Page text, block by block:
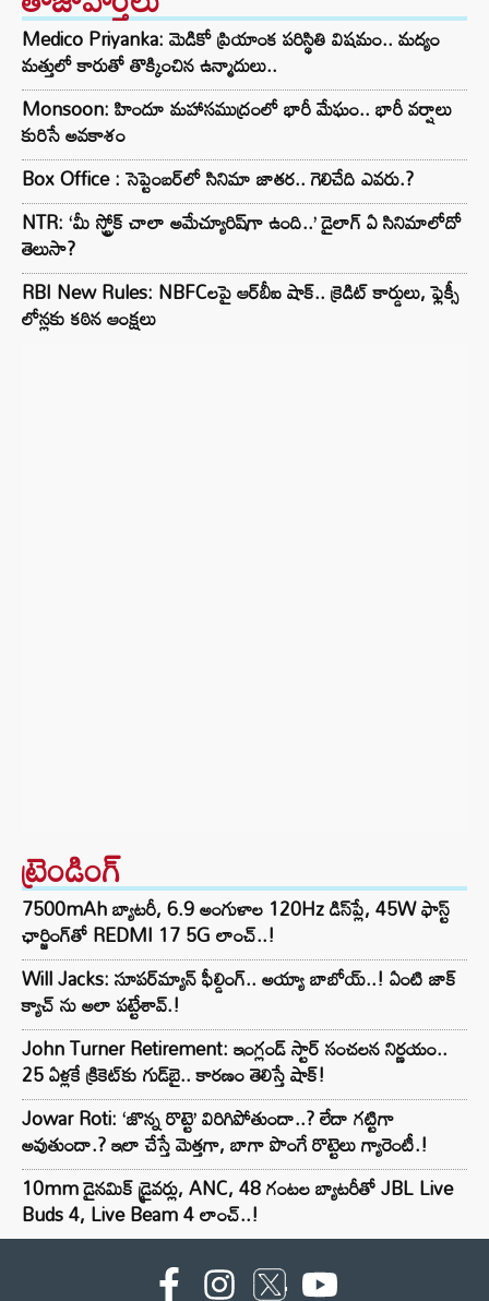
Medico Priyanka: మెడికో ప్రియాంక పరిస్థితి విషమం.. మద్యం
మత్తులో కారుతో తొక్కించిన ఉన్మాదులు..
Monsoon: హిందూ మహాసముద్రంలో భారీ మేఘం.. భారీ వర్షాలు
కురిసే అవకాశం
Box Office : సెప్టెంబర్‌లో సినిమా జాతర.. గెలిచేది ఎవరు.?
NTR: ‘మీ స్ట్రోక్ చాలా అమేచ్యూరిష్‌గా ఉంది..’ డైలాగ్ ఏ సినిమాలోదో
తెలుసా?
RBI New Rules: NBFCలపై ఆర్‌బీఐ షాక్.. క్రెడిట్ కార్డులు, ఫ్లెక్సీ
లోన్లకు కఠిన ఆంక్షలు
ట్రెండింగ్‌
7500mAh బ్యాటరీ, 6.9 అంగుళాల 120Hz డిస్‌ప్లే, 45W ఫాస్ట్
ఛార్జింగ్‌తో REDMI 17 5G లాంచ్..!
Will Jacks: సూపర్‌మ్యాన్ ఫీల్డింగ్.. అయ్యా బాబోయ్..! ఏంటి జాక్
క్యాచ్ ను అలా పట్టేశావ్.!
John Turner Retirement: ఇంగ్లండ్ స్టార్ సంచలన నిర్ణయం..
25 ఏళ్లకే క్రికెట్‌కు గుడ్‌బై.. కారణం తెలిస్తే షాక్!
Jowar Roti: ‘జొన్న రొట్టె’ విరిగిపోతుందా..? లేదా గట్టిగా
అవుతుందా.? ఇలా చేస్తే మెత్తగా, బాగా పొంగే రొట్టెలు గ్యారెంటీ.!
10mm డైనమిక్ డ్రైవర్లు, ANC, 48 గంటల బ్యాటరీతో JBL Live
Buds 4, Live Beam 4 లాంచ్..!